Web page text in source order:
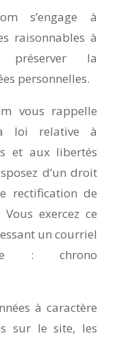
s’engage à
raisonnables à
la
personnelles.
vous rappelle
loi relative à
et aux libertés
d’un droit
rectification de
exercez ce
un courriel
: chrono
à caractère
sur le site, les